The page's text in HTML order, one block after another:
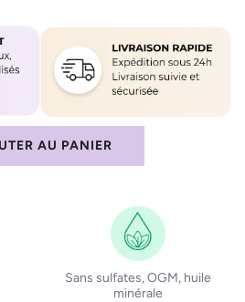
AU PANIER
C
Sans sulfates, OGM, huile
minérale